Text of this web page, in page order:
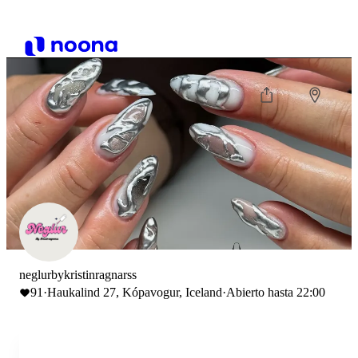
neglurbykristinragnarss
91 ·Haukalind 27, Kópavogur, Iceland·Abierto hasta 22:00